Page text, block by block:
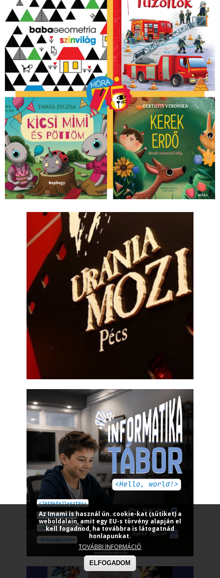
Az Imami is használ ún. cookie-kat (sütiket) a
weboldalain, amit egy EU-s törvény alapján el
kell fogadnod, ha továbbra is látogatnád
honlapunkat.
TOVÁBBI INFORMÁCIÓ
ELFOGADOM